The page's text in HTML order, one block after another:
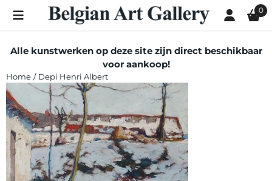
Cookievoorkeuren zijn momenteel gesloten. 0
Alle kunstwerken op deze site zijn direct beschikbaar
voor aankoop!
Home / Depi Henri Albert